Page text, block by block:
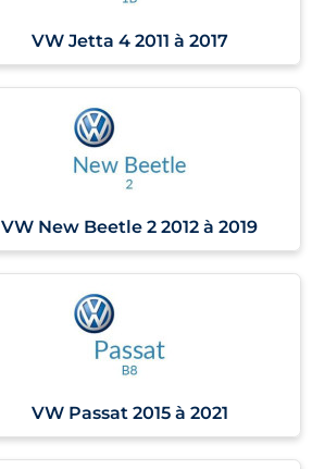
VW Jetta 4 2011 à 2017
VW New Beetle 2 2012 à 2019
VW Passat 2015 à 2021